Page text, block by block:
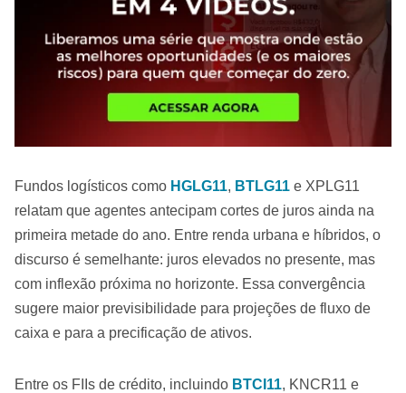
Fundos logísticos como HGLG11, BTLG11 e XPLG11
relatam que agentes antecipam cortes de juros ainda na
primeira metade do ano. Entre renda urbana e híbridos, o
discurso é semelhante: juros elevados no presente, mas
com inflexão próxima no horizonte. Essa convergência
sugere maior previsibilidade para projeções de fluxo de
caixa e para a precificação de ativos.
Entre os FIIs de crédito, incluindo BTCI11, KNCR11 e